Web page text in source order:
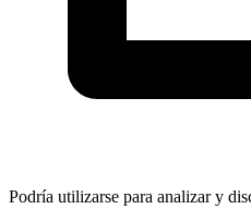
Podría utilizarse para analizar y